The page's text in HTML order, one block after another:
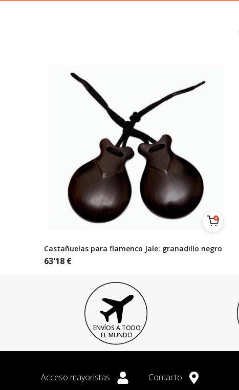
Castañuelas para flamenco Jale: granadillo negro
63'18 €
ENVÍOS A TODO
EL MUNDO
Acceso mayoristas Contacto